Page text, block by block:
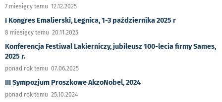
7 miesięcy temu 12.12.2025
I Kongres Emalierski, Legnica, 1-3 października 2025 r
8 miesięcy temu 20.11.2025
Konferencja Festiwal Lakierniczy, jubileusz 100-lecia firmy Sames,
2025 r.
ponad rok temu 07.06.2025
III Sympozjum Proszkowe AkzoNobel, 2024
ponad rok temu 25.10.2024